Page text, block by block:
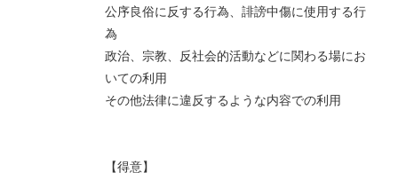
公序良俗に反する行為、誹謗中傷に使用する行
為
政治、宗教、反社会的活動などに関わる場にお
いての利用
その他法律に違反するような内容での利用
【得意】